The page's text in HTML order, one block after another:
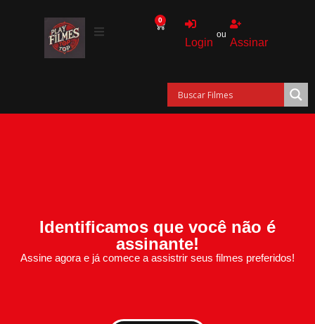
0
Login
ou
Assinar
Identificamos que você não é
assinante!
Assine agora e já comece a assistrir seus filmes preferidos!